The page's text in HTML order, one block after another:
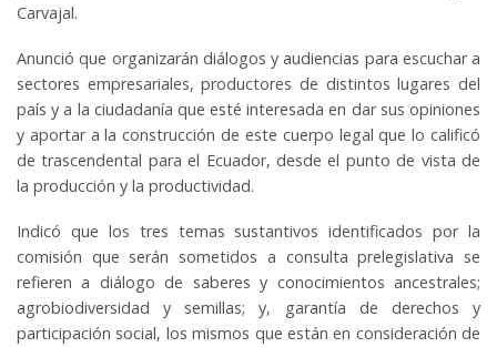
Carvajal.
Anunció que organizarán diálogos y audiencias para escuchar a
sectores empresariales, productores de distintos lugares del
país y a la ciudadanía que esté interesada en dar sus opiniones
y aportar a la construcción de este cuerpo legal que lo calificó
de trascendental para el Ecuador, desde el punto de vista de
la producción y la productividad.
Indicó que los tres temas sustantivos identificados por la
comisión que serán sometidos a consulta prelegislativa se
refieren a diálogo de saberes y conocimientos ancestrales;
agrobiodiversidad y semillas; y, garantía de derechos y
participación social, los mismos que están en consideración de